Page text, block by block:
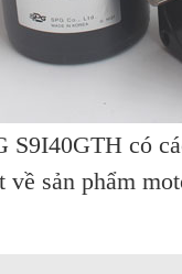
S9I40GTH có
sản phẩm